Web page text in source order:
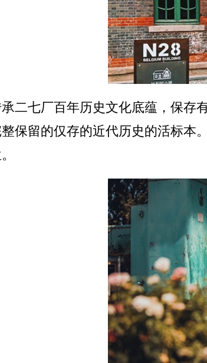
承二七厂百年历史文化底蕴，保存
保留的仅存的近代历史的活标本